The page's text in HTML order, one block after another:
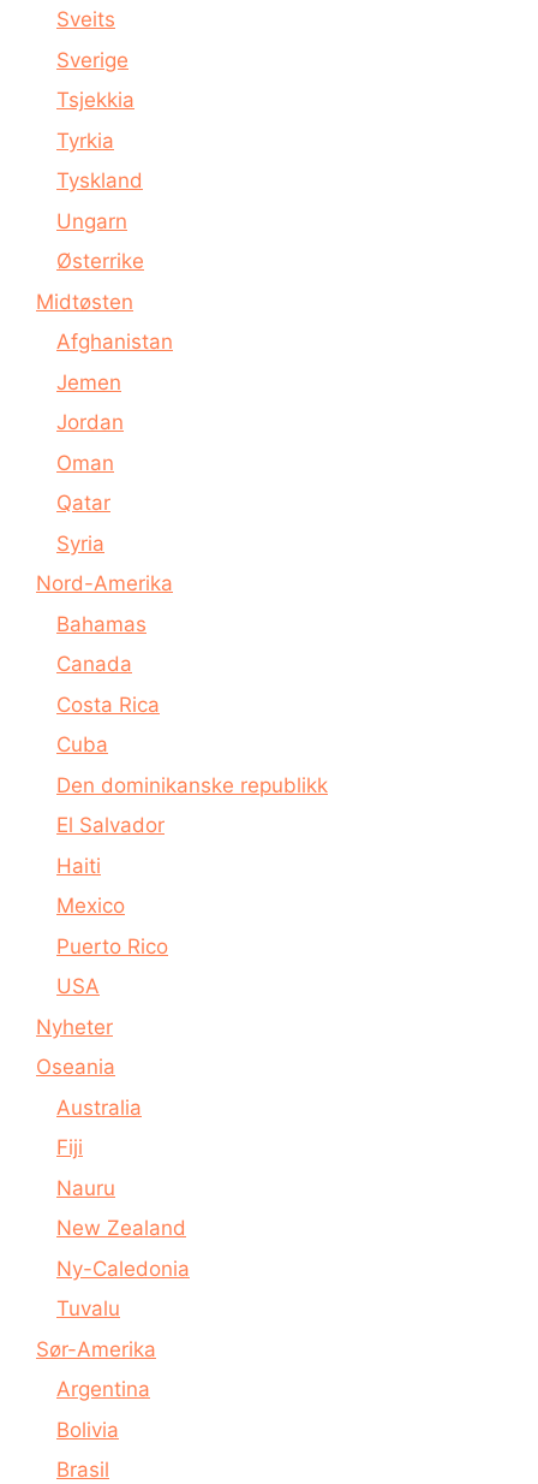
Sveits
Sverige
Tsjekkia
Tyrkia
Tyskland
Ungarn
Østerrike
Midtøsten
Afghanistan
Jemen
Jordan
Oman
Qatar
Syria
Nord-Amerika
Bahamas
Canada
Costa Rica
Cuba
Den dominikanske republikk
El Salvador
Haiti
Mexico
Puerto Rico
USA
Nyheter
Oseania
Australia
Fiji
Nauru
New Zealand
Ny-Caledonia
Tuvalu
Sør-Amerika
Argentina
Bolivia
Brasil